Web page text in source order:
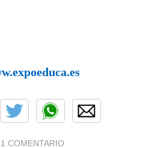
1 COMENTARIO